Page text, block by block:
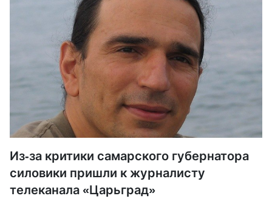
Из-за критики самарского губернатора
силовики пришли к журналисту
телеканала «Царьград»